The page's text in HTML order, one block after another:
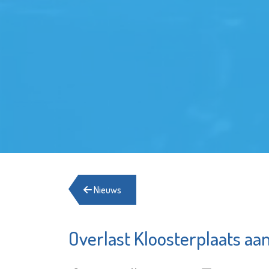
Nieuws
Overlast KloosterplaatsArgos